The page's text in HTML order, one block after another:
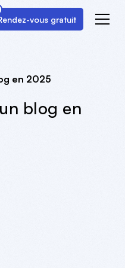
vous gratuit
en 2025
blog en